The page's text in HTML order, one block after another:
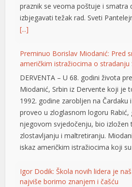
praznik se veoma poštuje i smatra
izbjegavati težak rad. Sveti
[...]
Preminuo Borislav Miodanić: Pred
američkim istražiocima o stradanju
DERVENTA – U 68. godini života
Miodanić, Srbin iz Dervente koji je
1992. godine zarobljen na
proveo u zloglasnom logoru Rabić,
njegovom svjedočenju, bio izložen
zlostavljanju i maltretiranju.
iskaz američkim istražiocima koji
Igor Dodik: Škola novih lidera je
najviše borimo znanjem i čašću